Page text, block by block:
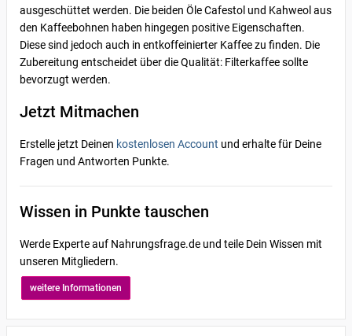
ausgeschüttet werden. Die beiden Öle Cafestol und Kahweol aus
den Kaffeebohnen haben hingegen positive Eigenschaften.
Diese sind jedoch auch in entkoffeinierter Kaffee zu finden. Die
Zubereitung entscheidet über die Qualität: Filterkaffee sollte
bevorzugt werden.
Jetzt Mitmachen
Erstelle jetzt Deinen kostenlosen Account und erhalte für Deine
Fragen und Antworten Punkte.
Wissen in Punkte tauschen
Werde Experte auf Nahrungsfrage.de und teile Dein Wissen mit
unseren Mitgliedern.
weitere Informationen